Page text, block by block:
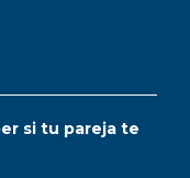
si tu pareja te